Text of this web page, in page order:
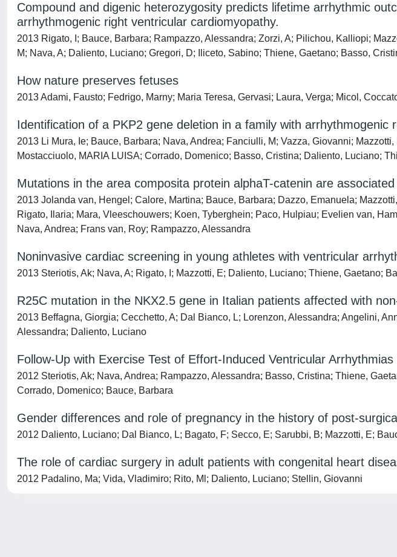
Compound and digenic heterozygosity predicts lifetime arrhythmic
arrhythmogenic right ventricular cardiomyopathy.
2013 Rigato, I; Bauce, Barbara; Rampazzo, Alessandra; Zorzi, A; Pilichou, Kalliopi;
M; Nava, A; Daliento, Luciano; Gregori, D; Iliceto, Sabino; Thiene, Gaetano; Basso,
How nature preserves fetuses
2013 Adami, Fausto; Fedrigo, Marny; Maria Teresa, Gervasi; Laura, Verga; Micol,
Identification of a PKP2 gene deletion in a family with arrhythmogenic
2013 Li Mura, Ie; Bauce, Barbara; Nava, Andrea; Fanciulli, M; Vazza, Giovanni;
Mostacciuolo, MARIA LUISA; Corrado, Domenico; Basso, Cristina; Daliento, Luciano;
Mutations in the area composita protein alphaT-catenin are
2013 Jolanda van, Hengel; Calore, Martina; Bauce, Barbara; Dazzo, Emanuela;
Rigato, Ilaria; Mara, Vleeschouwers; Koen, Tyberghein; Paco, Hulpiau; Evelien van,
Nava, Andrea; Frans van, Roy; Rampazzo, Alessandra
Noninvasive cardiac screening in young athletes with ventricular
2013 Steriotis, Ak; Nava, A; Rigato, I; Mazzotti, E; Daliento, Luciano; Thiene, Gaetano;
R25C mutation in the NKX2.5 gene in Italian patients affected with
2013 Beffagna, Giorgia; Cecchetto, A; Dal Bianco, L; Lorenzon, Alessandra; Angelini,
Alessandra; Daliento, Luciano
Follow-Up with Exercise Test of Effort-Induced Ventricular
2012 Steriotis, Ak; Nava, Andrea; Rampazzo, Alessandra; Basso, Cristina; Thiene,
Corrado, Domenico; Bauce, Barbara
Gender differences and role of pregnancy in the history of post-
2012 Daliento, Luciano; Dal Bianco, L; Bagato, F; Secco, E; Sarubbi, B; Mazzotti, E;
The role of cardiac surgery in adult patients with congenital heart
2012 Padalino, Ma; Vida, Vladimiro; Rito, Ml; Daliento, Luciano; Stellin, Giovanni